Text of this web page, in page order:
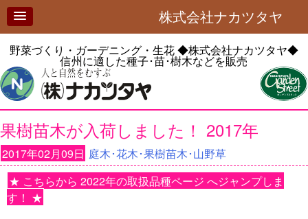
株式会社ナカツタヤ
野菜づくり・ガーデニング・生花◆株式会社ナカツタヤ◆
信州に適した種子･苗･樹木などを販売
果樹苗木が入荷しました！ 2017年
2017年02月09日 庭木･花木･果樹苗木･山野草
★ こちらから 2022年の取扱品種ページ へジャンプしま
す！ ★